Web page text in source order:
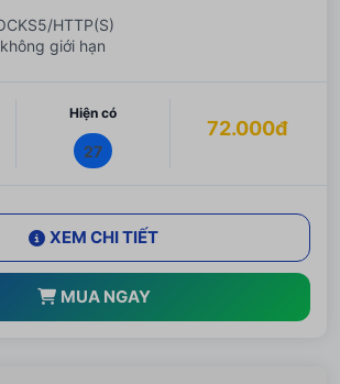
HTTP(S)
giới hạn
Hiện có
27
72.000đ
XEM CHI TIẾT
MUA NGAY